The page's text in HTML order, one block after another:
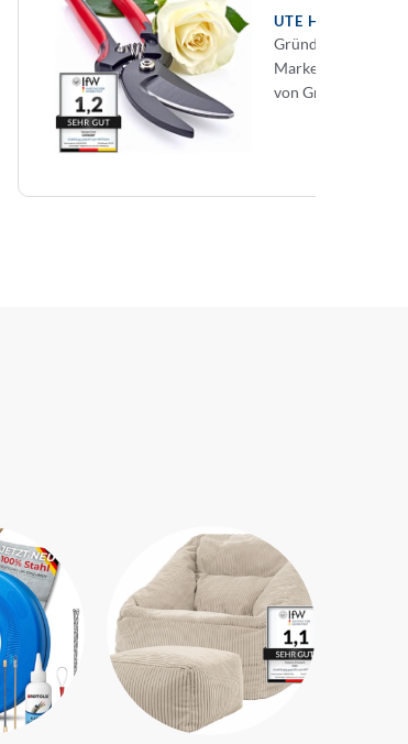
UTE HEGER
Gründerin und
Markeninhaberin
von Grünzeit